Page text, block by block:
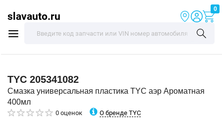
slavauto.ru
0
TYC 205341082
Смазка универсальная пластика TYC аэр Ароматная
400мл
0 оценок О бренде TYC